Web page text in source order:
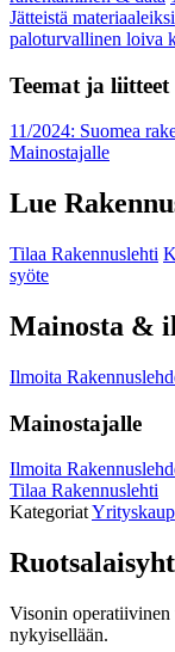
Jätteistä materiaaleiksi
paloturvallinen loiva
Teemat ja liitteet
11/2024: Suomea
Mainostajalle
Lue
Tilaa Rakennuslehti
syöte
Mainosta &
Ilmoita
Mainostajalle
Ilmoita
Tilaa Rakennuslehti
Kategoriat
Visonin
nykyisellään.